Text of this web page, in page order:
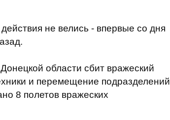
не велись - впервые со дня
области сбит вражеский
и перемещение подразделений
8 полетов вражеских